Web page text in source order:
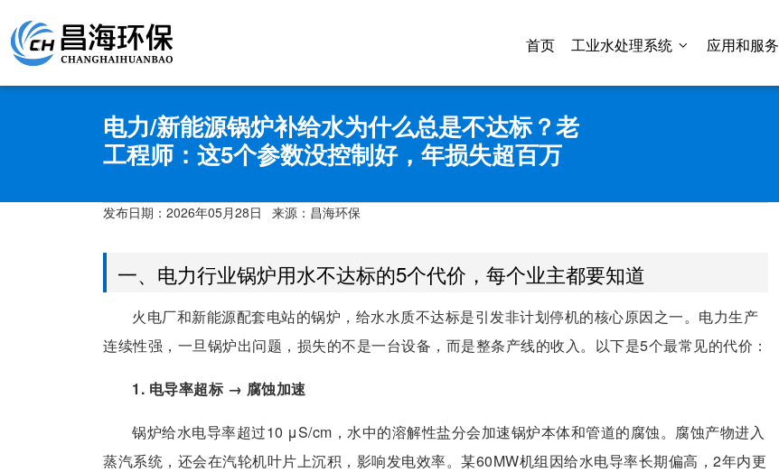
首页 工业水处理系统 应用和服务
电力/新能源锅炉补给水为什么总是不达标？老
工程师：这5个参数没控制好，年损失超百万
发布日期： 2026年05月28日 来源：昌海环保
一、电力行业锅炉用水不达标的5个代价，每个业主都要知道
火电厂和新能源配套电站的锅炉，给水水质不达标是引发非计划停机的核心原因之一。电力生产
连续性强，一旦锅炉出问题，损失的不是一台设备，而是整条产线的收入。以下是5个最常见的代价：
1. 电导率超标 → 腐蚀加速
锅炉给水电导率超过10 μS/cm，水中的溶解性盐分会加速锅炉本体和管道的腐蚀。腐蚀产物进入
蒸汽系统，还会在汽轮机叶片上沉积，影响发电效率。某60MW机组因给水电导率长期偏高，2年内更